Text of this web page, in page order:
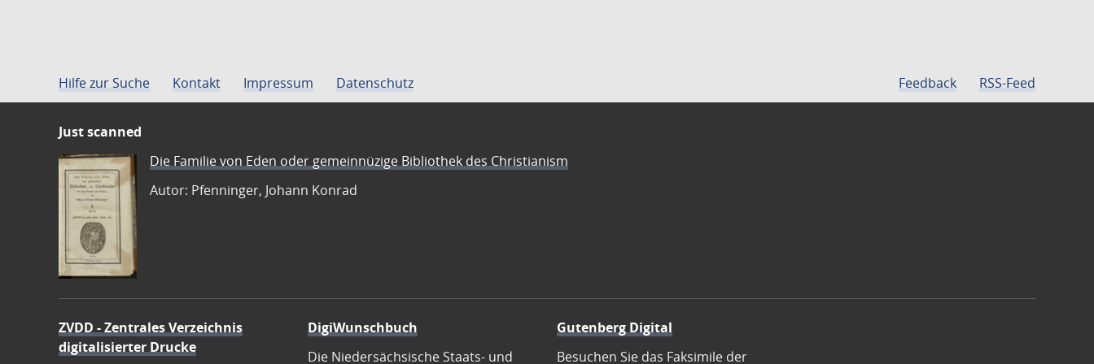
Hilfe zur Suche Kontakt Impressum Datenschutz Feedback RSS-Feed
Just scanned
Die Familie von Eden oder gemeinnüzige Bibliothek des Christianism
Autor: Pfenninger, Johann Konrad
ZVDD - Zentrales Verzeichnis
digitalisierter Drucke
DigiWunschbuch
Die Niedersächsische Staats- und
Gutenberg Digital
Besuchen Sie das Faksimile der